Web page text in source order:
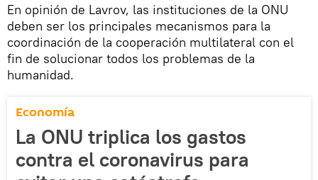
En opinión de Lavrov, las instituciones de la ONU
deben ser los principales mecanismos para la
coordinación de la cooperación multilateral con el
fin de solucionar todos los problemas de la
humanidad.
Economía
La ONU triplica los gastos
contra el coronavirus para